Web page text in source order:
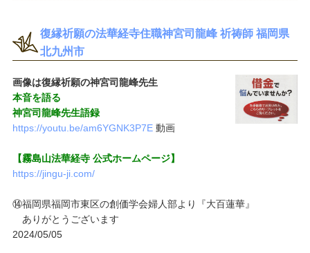
復縁祈願の法華経寺住職神宮司龍峰 祈祷師 福岡県
北九州市
画像は復縁祈願の神宮司龍峰先生
本音を語る
神宮司龍峰先生語録
https://youtu.be/am6YGNK3P7E動画
【霧島山法華経寺 公式ホームページ】
https://jingu-ji.com/
⑭福岡県福岡市東区の創価学会婦人部より『大百蓮華』
ありがとうございます
2024/05/05